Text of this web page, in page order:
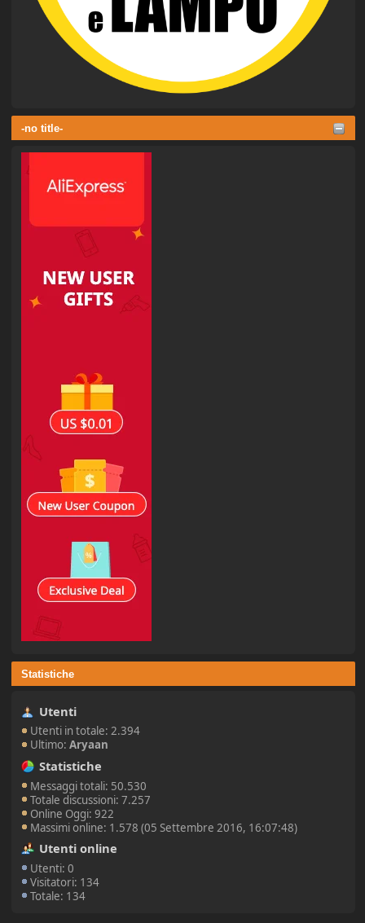
-no title-
Statistiche
Utenti
Utenti in totale: 2.394
Ultimo:Aryaan
Statistiche
Messaggi totali: 50.530
Totale discussioni: 7.257
Online Oggi: 922
Massimi online: 1.578 (05 Settembre 2016, 16:07:48)
Utenti online
Utenti: 0
Visitatori: 134
Totale: 134